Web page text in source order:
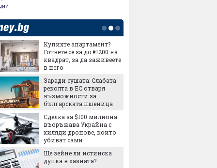
Купихте апартамент?
Гответе се за до €1200 на
квадрат, за да заживеете
в него
Заради сушата: Слабата
реколта в ЕС отваря
възможности за
българската пшеница
Сделка за $100 милиона
въоръжава Украйна с
хиляди дронове, които
убиват сами
Ще зейне ли истинска
дупка в хазната?